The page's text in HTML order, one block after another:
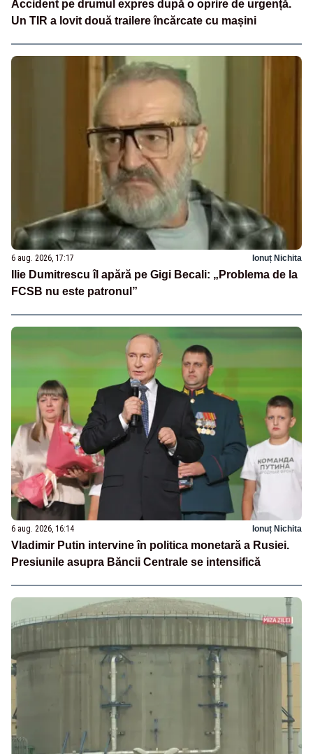
Accident pe drumul expres după o oprire de urgență.
Un TIR a lovit două trailere încărcate cu mașini
6 aug. 2026, 17:17 Ionuț Nichita
Ilie Dumitrescu îl apără pe Gigi Becali: „Problema de la
FCSB nu este patronul”
6 aug. 2026, 16:14 Ionuț Nichita
Vladimir Putin intervine în politica monetară a Rusiei.
Presiunile asupra Băncii Centrale se intensifică